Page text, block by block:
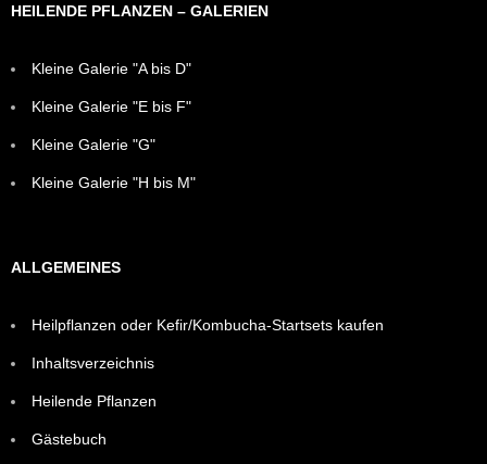
HEILENDE PFLANZEN – GALERIEN
Kleine Galerie "A bis D"
Kleine Galerie "E bis F"
Kleine Galerie "G"
Kleine Galerie "H bis M"
ALLGEMEINES
Heilpflanzen oder Kefir/Kombucha-Startsets kaufen
Inhaltsverzeichnis
Heilende Pflanzen
Gästebuch